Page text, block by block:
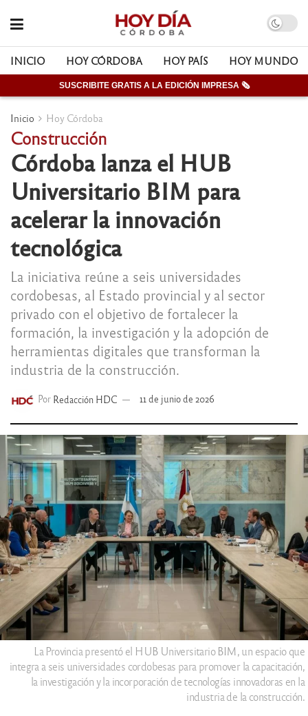
INICIO HOY CÓRDOBA HOY PAÍS HOY MUNDO
SUSCRIBITE GRATIS A LA EDICIÓN IMPRESA 🗞
Inicio Hoy Córdoba
Construcción
Córdoba lanza el HUB
Universitario BIM para
acelerar la innovación
tecnológica
La iniciativa reúne a seis universidades
cordobesas, al Estado provincial y al sector
privado con el objetivo de fortalecer la
formación, la investigación y la adopción de
herramientas digitales que transforman la
industria de la construcción.
Por Redacción HDC 11 de junio de 2026
La Provincia presentó el HUB Universitario BIM, un espacio que
integra a seis universidades cordobesas para promover la capacitación,
la investigación y la incorporación de tecnologías innovadoras en la
industria de la construcción.